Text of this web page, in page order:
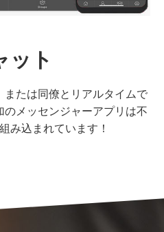
ット
または同僚とリアルタイムで
メッセンジャーアプリは不
み込まれています！